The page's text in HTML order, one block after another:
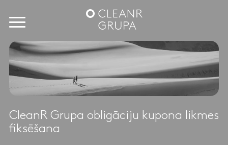
CleanR Grupa obligāciju kupona likmes
fiksēšana